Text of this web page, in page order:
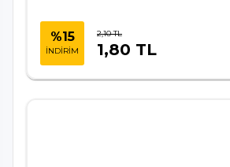
%15
İNDİRİM
2,10 TL
1,80 TL